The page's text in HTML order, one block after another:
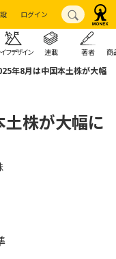
ログイン
フデザイン 連載 著者 商
年8月は中国本土株が大幅
株が大幅に